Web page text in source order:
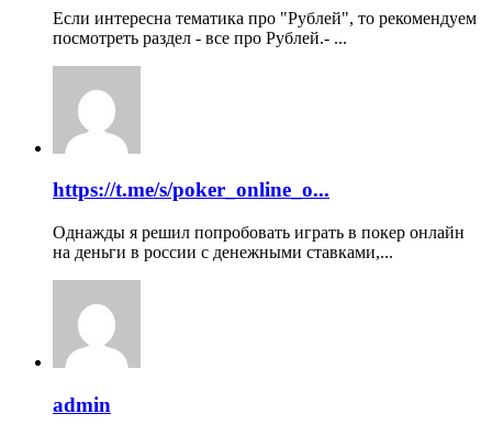
Если интересна тематика про "Рублей", то рекомендуем
посмотреть раздел - все про Рублей.- ...
https://t.me/s/poker_online_o...
Однажды я решил попробовать играть в покер онлайн
на деньги в россии с денежными ставками,...
admin